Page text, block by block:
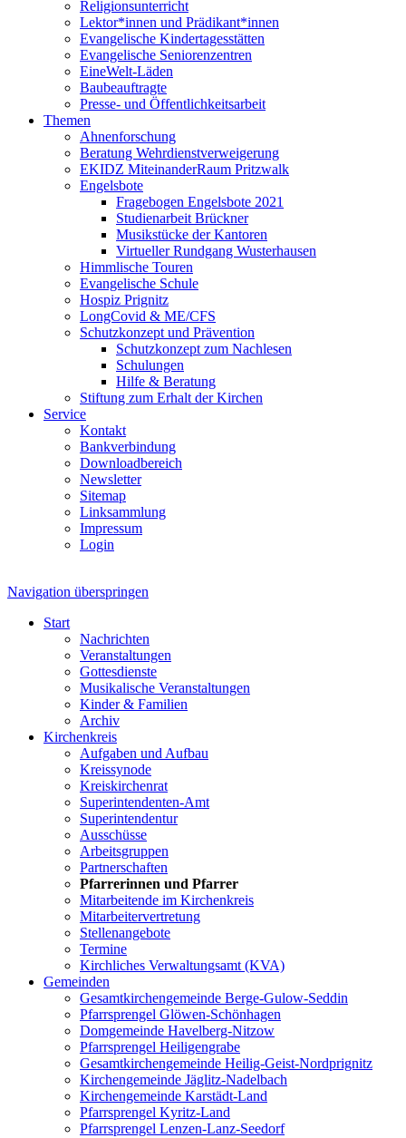
Religionsunterricht
Lektor*innen und Prädikant*innen
Evangelische Kindertagesstätten
Evangelische Seniorenzentren
EineWelt-Läden
Baubeauftragte
Presse- und Öffentlichkeitsarbeit
Themen
Ahnenforschung
Beratung Wehrdienstverweigerung
EKIDZ MiteinanderRaum Pritzwalk
Engelsbote
Fragebogen Engelsbote 2021
Studienarbeit Brückner
Musikstücke der Kantoren
Virtueller Rundgang Wusterhausen
Himmlische Touren
Evangelische Schule
Hospiz Prignitz
LongCovid & ME/CFS
Schutzkonzept und Prävention
Schutzkonzept zum Nachlesen
Schulungen
Hilfe & Beratung
Stiftung zum Erhalt der Kirchen
Service
Kontakt
Bankverbindung
Downloadbereich
Newsletter
Sitemap
Linksammlung
Impressum
Login
Navigation überspringen
Start
Nachrichten
Veranstaltungen
Gottesdienste
Musikalische Veranstaltungen
Kinder & Familien
Archiv
Kirchenkreis
Aufgaben und Aufbau
Kreissynode
Kreiskirchenrat
Superintendenten-Amt
Superintendentur
Ausschüsse
Arbeitsgruppen
Partnerschaften
Pfarrerinnen und Pfarrer
Mitarbeitende im Kirchenkreis
Mitarbeitervertretung
Stellenangebote
Termine
Kirchliches Verwaltungsamt (KVA)
Gemeinden
Gesamtkirchengemeinde Berge-Gulow-Seddin
Pfarrsprengel Glöwen-Schönhagen
Domgemeinde Havelberg-Nitzow
Pfarrsprengel Heiligengrabe
Gesamtkirchengemeinde Heilig-Geist-Nordprignitz
Kirchengemeinde Jäglitz-Nadelbach
Kirchengemeinde Karstädt-Land
Pfarrsprengel Kyritz-Land
Pfarrsprengel Lenzen-Lanz-Seedorf